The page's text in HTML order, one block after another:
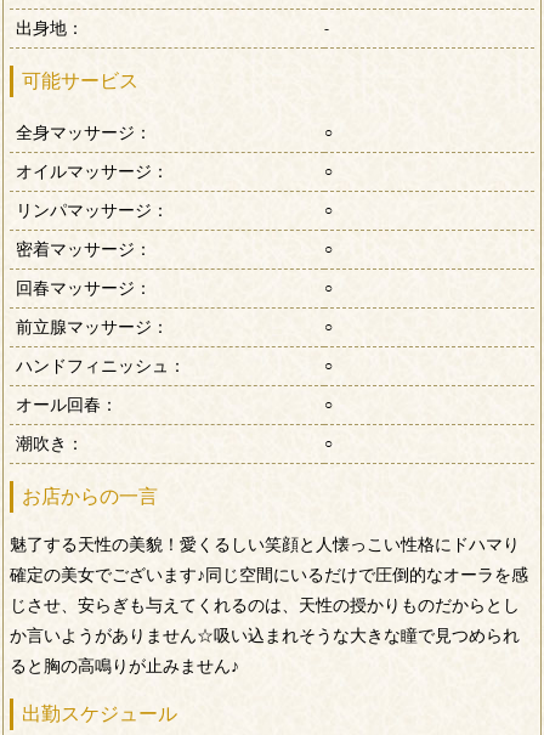
出身地： -
可能サービス
全身マッサージ： ○
オイルマッサージ： ○
リンパマッサージ： ○
密着マッサージ： ○
回春マッサージ： ○
前立腺マッサージ： ○
ハンドフィニッシュ： ○
オール回春： ○
潮吹き： ○
お店からの一言
魅了する天性の美貌！愛くるしい笑顔と人懐っこい性格にドハマり
確定の美女でございます♪同じ空間にいるだけで圧倒的なオーラを感
じさせ、安らぎも与えてくれるのは、天性の授かりものだからとし
か言いようがありません☆吸い込まれそうな大きな瞳で見つめられ
ると胸の高鳴りが止みません♪
出勤スケジュール